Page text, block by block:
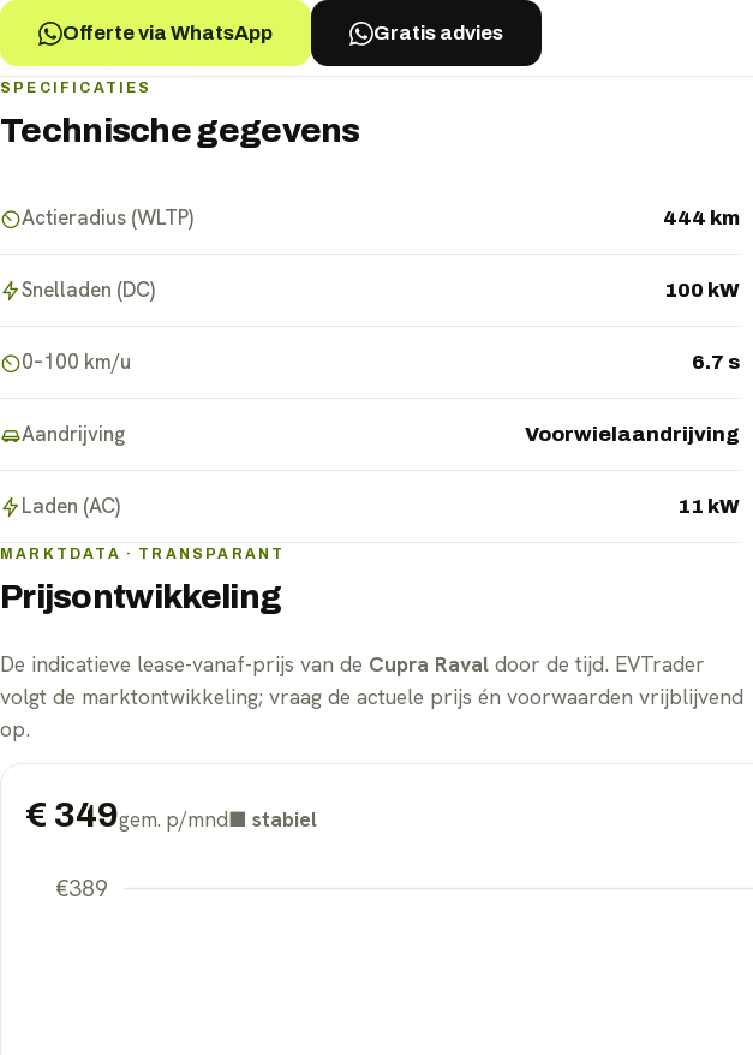
Offerte via WhatsApp Gratis advies
SPECIFICATIES
Technische gegevens
Actieradius (WLTP) 444 km
Snelladen (DC) 100 kW
0–100 km/u 6.7 s
Aandrijving Voorwielaandrijving
Laden (AC) 11 kW
MARKTDATA · TRANSPARANT
Prijsontwikkeling
De indicatieve lease-vanaf-prijs van de Cupra Raval door de tijd. EVTrader
volgt de marktontwikkeling; vraag de actuele prijs én voorwaarden vrijblijvend
op.
€ 349gem. p/mnd■ stabiel
€389